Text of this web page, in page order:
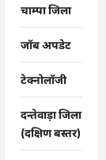
चाम्पा जिला
जॉब अपडेट
टेक्नोलॉजी
दन्तेवाड़ा जिला
(दक्षिण बस्तर)